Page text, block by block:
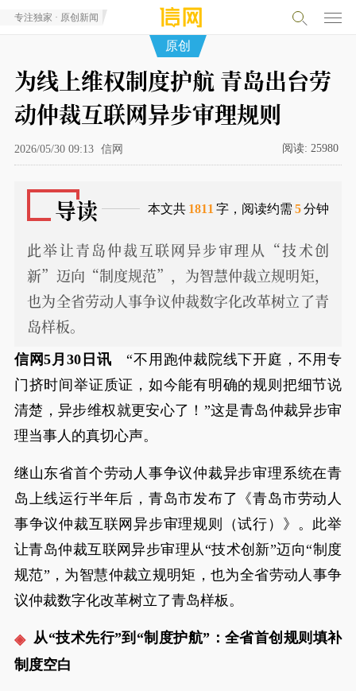
专注独家 · 原创新闻
原创
为线上维权制度护航 青岛出台劳
动仲裁互联网异步审理规则
2026/05/30 09:13 信网 阅读: 25980
导读 本文共 1811 字，阅读约需 5分钟
此举让青岛仲裁互联网异步审理从“技术创
新”迈向“制度规范”，为智慧仲裁立规明矩，
也为全省劳动人事争议仲裁数字化改革树立了青
岛样板。
信网5月30日讯 “不用跑仲裁院线下开庭，不用专
门挤时间举证质证，如今能有明确的规则把细节说
清楚，异步维权就更安心了！”这是青岛仲裁异步审
理当事人的真切心声。
继山东省首个劳动人事争议仲裁异步审理系统在青
岛上线运行半年后，青岛市发布了《青岛市劳动人
事争议仲裁互联网异步审理规则（试行）》。此举
让青岛仲裁互联网异步审理从“技术创新”迈向“制度
规范”，为智慧仲裁立规明矩，也为全省劳动人事争
议仲裁数字化改革树立了青岛样板。
从“技术先行”到“制度护航”：全省首创规则填补
制度空白